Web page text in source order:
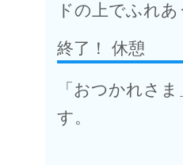
ドの上でふれ
終了！ 休憩
「おつかれさ
す。